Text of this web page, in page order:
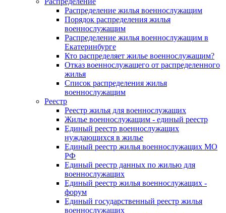
Распределение жилья военнослужащим
Порядок распределения жилья
военнослужащим
Распределение жилья военнослужащим в
Екатеринбурге
Кто распределяет жилье военнослужащим?
Отказ военнослужащего от распределенного
жилья
Список распределения жилья
военнослужащим
Реестр
Реестр жилья для военнослужащих
Жилье военнослужащим - единый реестр
Единый реестр военнослужащих
нуждающихся в жилье
Единый реестр жилья военнослужащих МО
РФ
Единый реестр данных по жилью для
военнослужащих
Единый реестр жилья военнослужащих -
форум
Единый государственный реестр жилья
военнослужащих